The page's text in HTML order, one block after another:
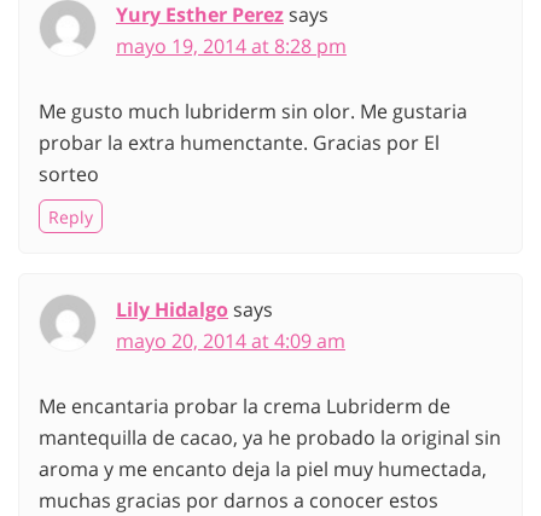
Yury Esther Perezsays
mayo 19, 2014 at 8:28 pm
Me gusto much lubriderm sin olor. Me gustaria
probar la extra humenctante. Gracias por El
sorteo
Reply
Lily Hidalgosays
mayo 20, 2014 at 4:09 am
Me encantaria probar la crema Lubriderm de
mantequilla de cacao, ya he probado la original sin
aroma y me encanto deja la piel muy humectada,
muchas gracias por darnos a conocer estos